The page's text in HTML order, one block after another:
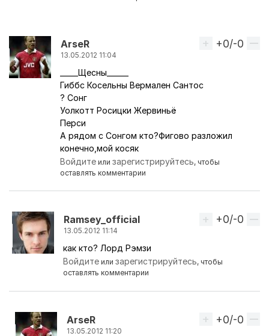
АrseR
13.05.2012 11:04
Вверх
+0/-0
_____Щесны______
Гиббс Косельны Вермален Сантос
? Сонг
Уолкотт Росицки Жервиньё
Перси
А рядом с Сонгом кто?Фигово разложил
конечно,мой косяк
Войдите илизарегистрируйтесь, чтобы
оставлять комментарии
Ramsey_official
13.05.2012 11:14
Ответ на комментарий пользователяАrseR
Вверх
+0/-0
как кто? Лорд Рэмзи
Войдите илизарегистрируйтесь, чтобы
оставлять комментарии
АrseR
13.05.2012 11:20
Вверх
+0/-0